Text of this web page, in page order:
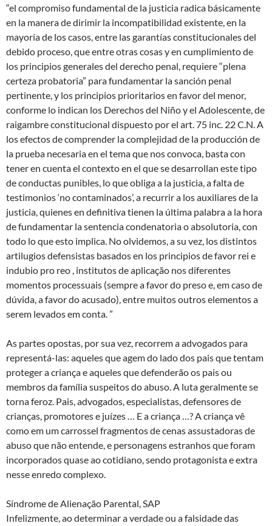
“el compromiso fundamental de la justicia radica básicamente
en la manera de dirimir la incompatibilidad existente, en la
mayoría de los casos, entre las garantías constitucionales del
debido proceso, que entre otras cosas y en cumplimiento de
los principios generales del derecho penal, requiere “plena
certeza probatoria” para fundamentar la sanción penal
pertinente, y los principios prioritarios en favor del menor,
conforme lo indican los Derechos del Niño y el Adolescente, de
raigambre constitucional dispuesto por el art. 75 inc. 22 C.N. A
los efectos de comprender la complejidad de la producción de
la prueba necesaria en el tema que nos convoca, basta con
tener en cuenta el contexto en el que se desarrollan este tipo
de conductas punibles, lo que obliga a la justicia, a falta de
testimonios ‘no contaminados’, a recurrir a los auxiliares de la
justicia, quienes en definitiva tienen la última palabra a la hora
de fundamentar la sentencia condenatoria o absolutoria, con
todo lo que esto implica. No olvidemos, a su vez, los distintos
artilugios defensistas basados en los principios de favor rei e
indubio pro reo , institutos de aplicação nos diferentes
momentos processuais (sempre a favor do preso e, em caso de
dúvida, a favor do acusado), entre muitos outros elementos a
serem levados em conta. ”
As partes opostas, por sua vez, recorrem a advogados para
representá-las: aqueles que agem do lado dos pais que tentam
proteger a criança e aqueles que defenderão os pais ou
membros da família suspeitos do abuso. A luta geralmente se
torna feroz. Pais, advogados, especialistas, defensores de
crianças, promotores e juízes … E a criança …? A criança vê
como em um carrossel fragmentos de cenas assustadoras de
abuso que não entende, e personagens estranhos que foram
incorporados quase ao cotidiano, sendo protagonista e extra
nesse enredo complexo.
Síndrome de Alienação Parental, SAP
Infelizmente, ao determinar a verdade ou a falsidade das